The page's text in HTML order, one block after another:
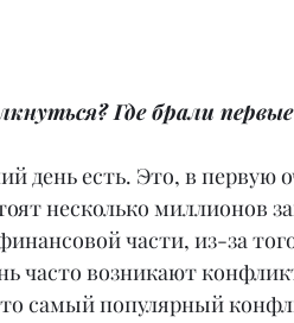
Где брали
день есть. Это, в первую
несколько миллионов
части, из-за
часто возникают
самый популярный